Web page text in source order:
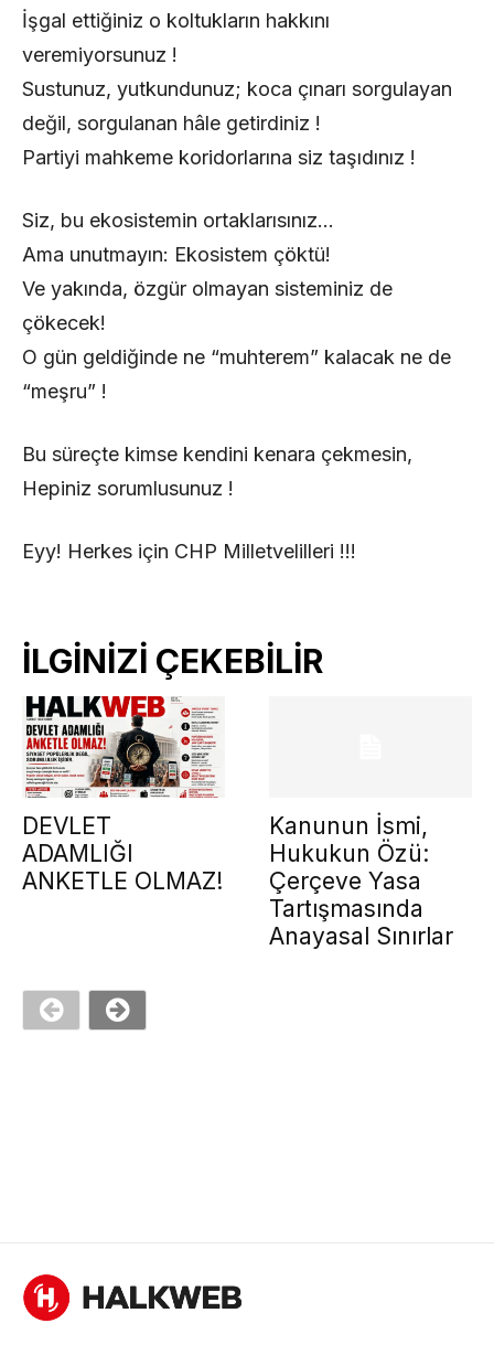
İşgal ettiğiniz o koltukların hakkını
veremiyorsunuz !
Sustunuz, yutkundunuz; koca çınarı sorgulayan
değil, sorgulanan hâle getirdiniz !
Partiyi mahkeme koridorlarına siz taşıdınız !
Siz, bu ekosistemin ortaklarısınız…
Ama unutmayın: Ekosistem çöktü!
Ve yakında, özgür olmayan sisteminiz de
çökecek!
O gün geldiğinde ne “muhterem” kalacak ne de
“meşru” !
Bu süreçte kimse kendini kenara çekmesin,
Hepiniz sorumlusunuz !
Eyy! Herkes için CHP Milletvelilleri !!!
İLGİNİZİ ÇEKEBİLİR
DEVLET
ADAMLIĞI
ANKETLE OLMAZ!
Kanunun İsmi,
Hukukun Özü:
Çerçeve Yasa
Tartışmasında
Anayasal Sınırlar